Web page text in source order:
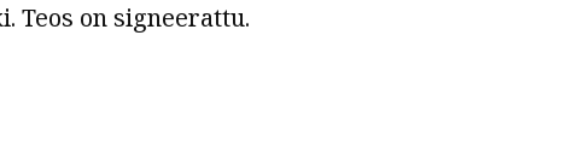
Teos on signeerattu.